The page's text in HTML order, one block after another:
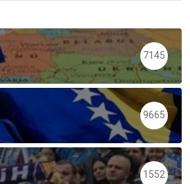
7145
9665
1552